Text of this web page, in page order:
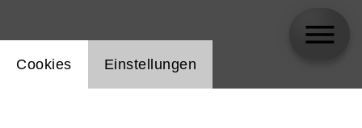
Einstellung Website Cookie
Cookies Einstellungen